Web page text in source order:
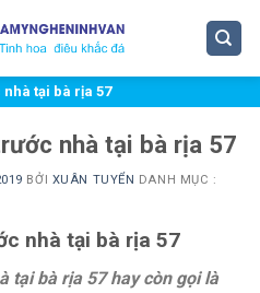
tại bà rịa 57
nhà tại bà rịa 57
BỞI XUÂN TUYỂN
DANH MỤC :
nhà tại bà rịa 57
tại bà rịa 57 hay còn gọi là